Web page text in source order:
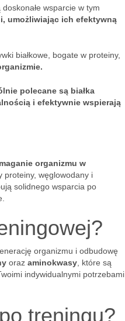
wsparcie w tym
umożliwiając ich efektywną
białkowe, bogate w proteiny,
polecane są białka
i efektywnie wspierają
organizmu w
proteiny, węglowodany i
solidnego wsparcia po
organizmu i odbudowę
oraz aminokwasy , które są
indywidualnymi potrzebami
treningu?